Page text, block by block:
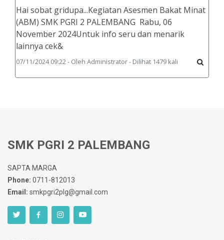
Hai sobat gridupa...Kegiatan Asesmen Bakat Minat
(ABM) SMK PGRI 2 PALEMBANG Rabu, 06
November 2024Untuk info seru dan menarik
lainnya cek&
07/11/2024 09:22 - Oleh Administrator - Dilihat 1479 kali
SMK PGRI 2 PALEMBANG
SAPTA MARGA
Phone: 0711-812013
Email: smkpgri2plg@gmail.com